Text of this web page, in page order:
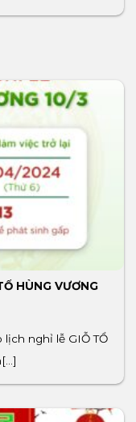
HÙNG VƯƠNG
nghỉ lễ GIỖ TỔ